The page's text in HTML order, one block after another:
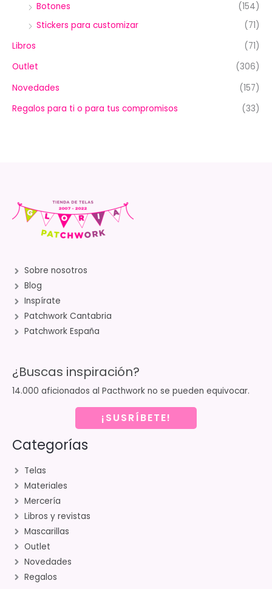
Botones
(154)
Stickers para customizar
(71)
Libros
(71)
Outlet
(306)
Novedades
(157)
Regalos para ti o para tus compromisos
(33)
Sobre nosotros
Blog
Inspírate
Patchwork Cantabria
Patchwork España
¿Buscas inspiración?
14.000 aficionados al Pacthwork no se pueden equivocar.
¡SUSRÍBETE!
Categorías
Telas
Materiales
Mercería
Libros y revistas
Mascarillas
Outlet
Novedades
Regalos